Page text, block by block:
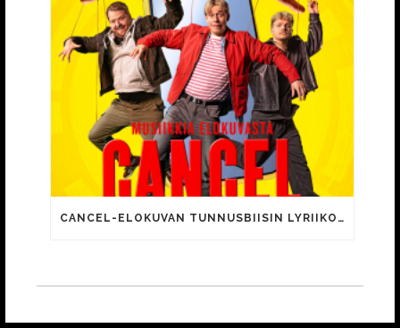
CANCEL-ELOKUVAN TUNNUSBIISIN LYRIIKOISSA TUTTUJA MEEMIHOKEMIA YOUTUBE-VIDEOILTA!